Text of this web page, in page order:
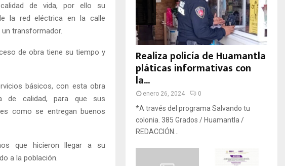
de vida, por ello su
la red eléctrica en la calle
transformador.
de obra tiene su tiempo y
básicos, con esta obra
de calidad, para que sus
como se entregan buenos
que hicieron llegar a su
a la población.
Realiza policía de Huamantla
pláticas informativas con
la...
enero 26, 2024 0
*A través del programa Salvando tu
colonia. 385 Grados / Huamantla /
REDACCIÓN...